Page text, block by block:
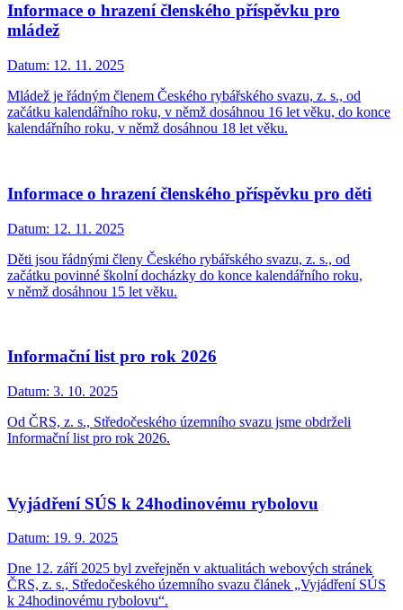
Informace o hrazení členského příspěvku pro
mládež
Datum: 12. 11. 2025
Mládež je řádným členem Českého rybářského svazu, z. s., od
začátku kalendářního roku, v němž dosáhnou 16 let věku, do konce
kalendářního roku, v němž dosáhnou 18 let věku.
Informace o hrazení členského příspěvku pro děti
Datum: 12. 11. 2025
Děti jsou řádnými členy Českého rybářského svazu, z. s., od
začátku povinné školní docházky do konce kalendářního roku,
v němž dosáhnou 15 let věku.
Informační list pro rok 2026
Datum: 3. 10. 2025
Od ČRS, z. s., Středočeského územního svazu jsme obdrželi
Informační list pro rok 2026.
Vyjádření SÚS k 24hodinovému rybolovu
Datum: 19. 9. 2025
Dne 12. září 2025 byl zveřejněn v aktualitách webových stránek
ČRS, z. s., Středočeského územního svazu článek „Vyjádření SÚS
k 24hodinovému rybolovu“.